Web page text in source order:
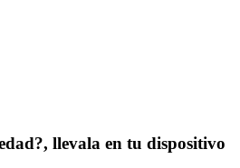
llevala en tu dispositivo